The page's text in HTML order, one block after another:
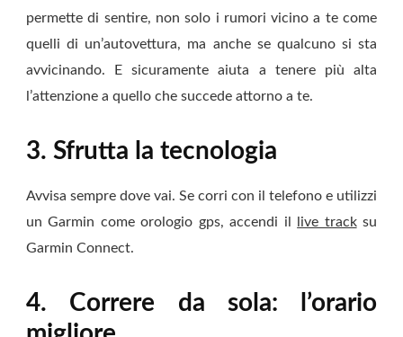
permette di sentire, non solo i rumori vicino a te come
quelli di un’autovettura, ma anche se qualcuno si sta
avvicinando. E sicuramente aiuta a tenere più alta
l’attenzione a quello che succede attorno a te.
3. Sfrutta la tecnologia
Avvisa sempre dove vai. Se corri con il telefono e utilizzi
un Garmin come orologio gps, accendi il
live tracksu
Garmin Connect.
4. Correre da sola: l’orario